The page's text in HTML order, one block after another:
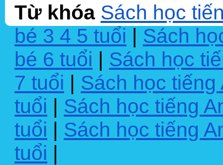
Từ khóa Sách học
bé 3 4 5 tuổi | Sách
bé 6 tuổi | Sách học
7 tuổi | Sách học
tuổi | Sách học tiếng
tuổi | Sách học tiếng
tuổi |